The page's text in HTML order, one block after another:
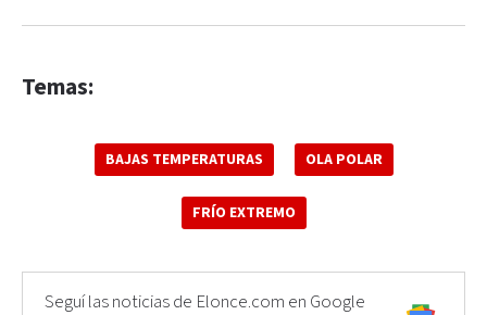
Temas:
BAJAS TEMPERATURAS OLA POLAR
FRÍO EXTREMO
Seguí las noticias de Elonce.com en Google